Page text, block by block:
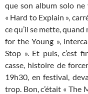
que son album solo
« Hard to Explain »,
ce qu’il se mette,
for the Young »,
Stop ». Et puis, c’est
casse, histoire de
19h30, en festival,
trop. Bon, c’était « The